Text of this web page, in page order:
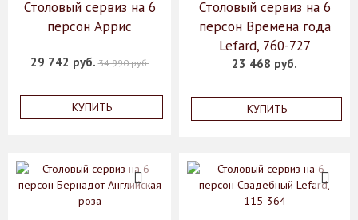
Столовый сервиз на 6
персон Аррис
29 742 руб.34 990 руб.
КУПИТЬ
Столовый сервиз на 6
персон Времена года
Lefard, 760-727
23 468 руб.
КУПИТЬ